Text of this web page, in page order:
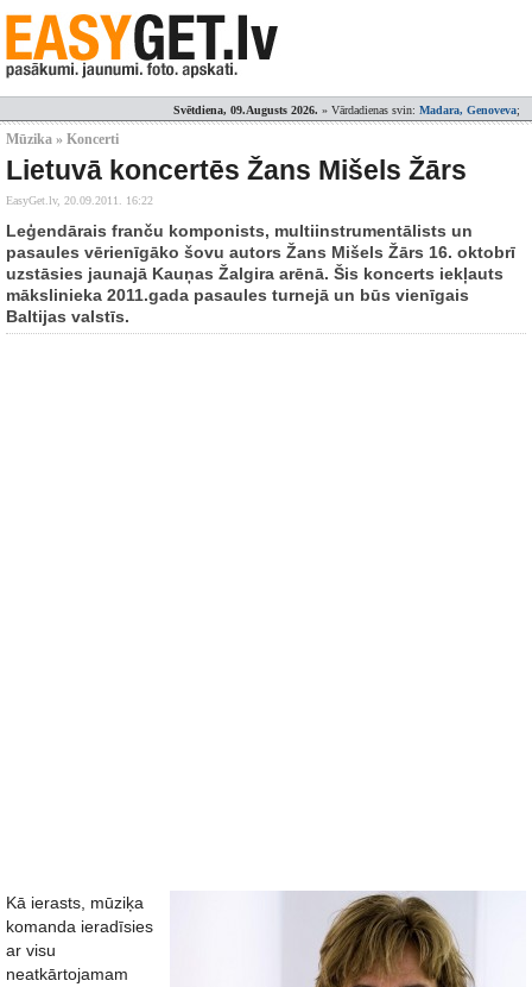
Svētdiena, 09.Augusts 2026. » Vārdadienas svin: Madara, Genoveva;
Mūzika » Koncerti
Lietuvā koncertēs Žans Mišels Žārs
EasyGet.lv, 20.09.2011. 16:22
Leģendārais franču komponists, multiinstrumentālists un
pasaules vērienīgāko šovu autors Žans Mišels Žārs 16. oktobrī
uzstāsies jaunajā Kauņas Žalgira arēnā. Šis koncerts iekļauts
mākslinieka 2011.gada pasaules turnejā un būs vienīgais
Baltijas valstīs.
Kā ierasts, mūziķa
komanda ieradīsies
ar visu
neatkārtojamam